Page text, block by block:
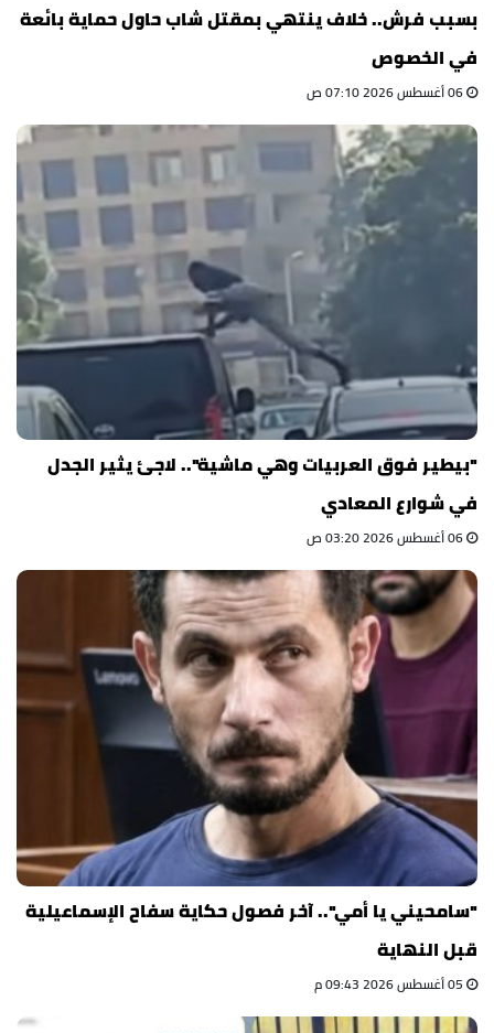
بسبب فرش.. خلاف ينتهي بمقتل شاب حاول حماية بائعة
في الخصوص
"بيطير فوق العربيات وهي ماشية".. لاجئ يثير الجدل
في شوارع المعادي
"سامحيني يا أمي".. آخر فصول حكاية سفاح الإسماعيلية
قبل النهاية